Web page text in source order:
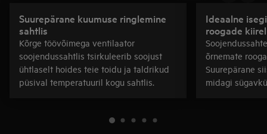
Suurepärane kuumuse ringlemine
sahtlis
Kõrge töövõimega ventilaator
soojendussahtlis tsirkuleerib soojust
ühtlaselt hoides teie toidu ja taldrikud
püsival temperatuuril kogu sahtlis.
Ideaalne
roogade
õrnemate
Suurepärane
midagi